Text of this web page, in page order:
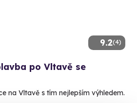
9.2(4)
po Vltavě se
na Vltavě s tím nejlepším výhledem.